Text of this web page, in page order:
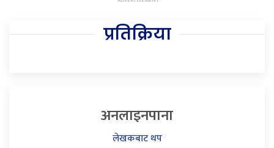
प्रतिक्रिया
अनलाइनपाना
लेखकबाट थप